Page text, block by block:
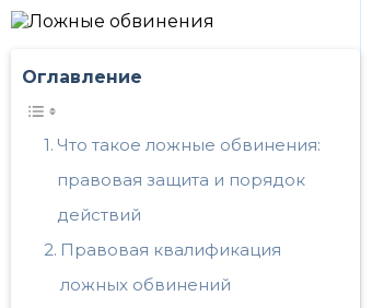
Оглавление
Что такое ложные обвинения:
правовая защита и порядок
действий
Правовая квалификация
ложных обвинений